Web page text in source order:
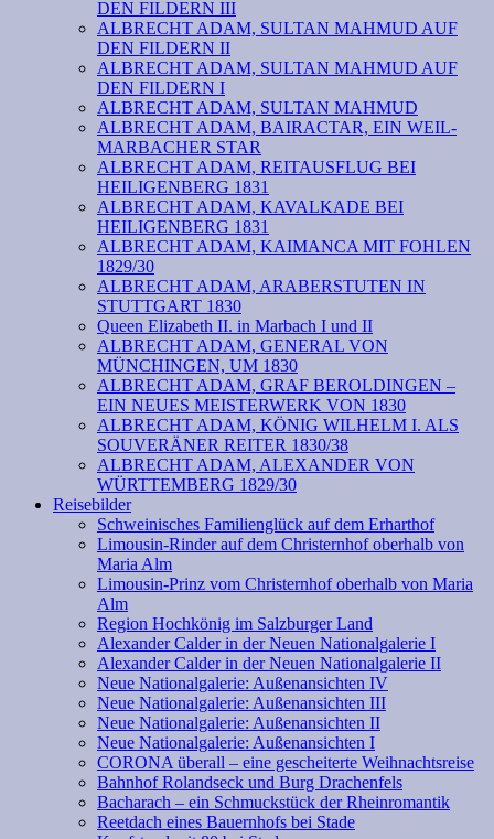
DEN FILDERN III
ALBRECHT ADAM, SULTAN MAHMUD AUF
DEN FILDERN II
ALBRECHT ADAM, SULTAN MAHMUD AUF
DEN FILDERN I
ALBRECHT ADAM, SULTAN MAHMUD
ALBRECHT ADAM, BAIRACTAR, EIN WEIL-
MARBACHER STAR
ALBRECHT ADAM, REITAUSFLUG BEI
HEILIGENBERG 1831
ALBRECHT ADAM, KAVALKADE BEI
HEILIGENBERG 1831
ALBRECHT ADAM, KAIMANCA MIT FOHLEN
1829/30
ALBRECHT ADAM, ARABERSTUTEN IN
STUTTGART 1830
Queen Elizabeth II. in Marbach I und II
ALBRECHT ADAM, GENERAL VON
MÜNCHINGEN, UM 1830
ALBRECHT ADAM, GRAF BEROLDINGEN –
EIN NEUES MEISTERWERK VON 1830
ALBRECHT ADAM, KÖNIG WILHELM I. ALS
SOUVERÄNER REITER 1830/38
ALBRECHT ADAM, ALEXANDER VON
WÜRTTEMBERG 1829/30
Reisebilder
Schweinisches Familienglück auf dem Erharthof
Limousin-Rinder auf dem Christernhof oberhalb von
Maria Alm
Limousin-Prinz vom Christernhof oberhalb von Maria
Alm
Region Hochkönig im Salzburger Land
Alexander Calder in der Neuen Nationalgalerie I
Alexander Calder in der Neuen Nationalgalerie II
Neue Nationalgalerie: Außenansichten IV
Neue Nationalgalerie: Außenansichten III
Neue Nationalgalerie: Außenansichten II
Neue Nationalgalerie: Außenansichten I
CORONA überall – eine gescheiterte Weihnachtsreise
Bahnhof Rolandseck und Burg Drachenfels
Bacharach – ein Schmuckstück der Rheinromantik
Reetdach eines Bauernhofs bei Stade